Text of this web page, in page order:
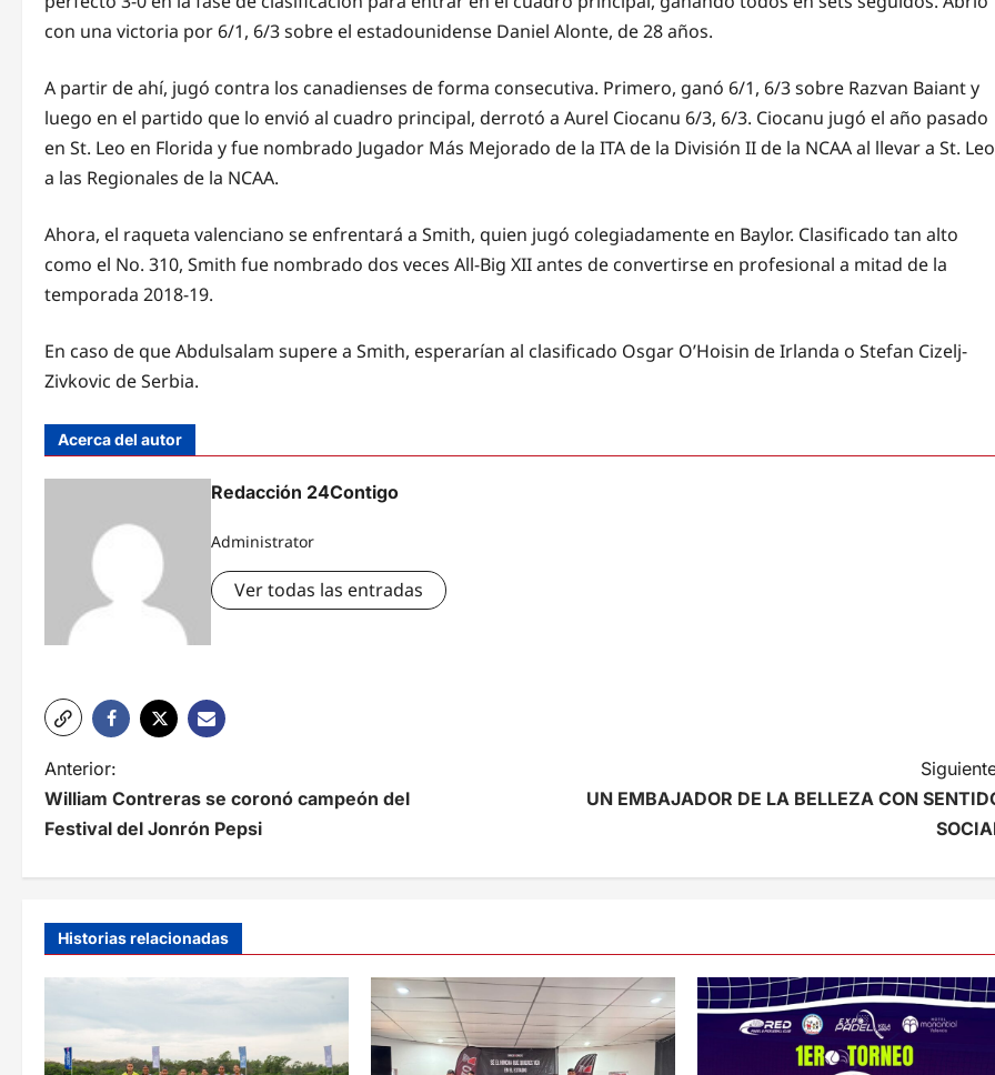
con una victoria por 6/1, 6/3 sobre el estadounidense Daniel Alonte, de 28 años.
A partir de ahí, jugó contra los canadienses de forma consecutiva. Primero, ganó 6/1, 6/3 sobre Razvan Baiant y
luego en el partido que lo envió al cuadro principal, derrotó a Aurel Ciocanu 6/3, 6/3. Ciocanu jugó el año pasado
en St. Leo en Florida y fue nombrado Jugador Más Mejorado de la ITA de la División II de la NCAA al llevar a St. Leo
a las Regionales de la NCAA.
Ahora, el raqueta valenciano se enfrentará a Smith, quien jugó colegiadamente en Baylor. Clasificado tan alto
como el No. 310, Smith fue nombrado dos veces All-Big XII antes de convertirse en profesional a mitad de la
temporada 2018-19.
En caso de que Abdulsalam supere a Smith, esperarían al clasificado Osgar O’Hoisin de Irlanda o Stefan Cizelj-
Zivkovic de Serbia.
Acerca del autor
Redacción 24Contigo
Administrator
Ver todas las entradas
N
a
g
a
i
Anterior:
William Contreras se coronó campeón del
Festival del Jonrón Pepsi
UN EMBAJADOR DE LA BELLEZA CON
Historias relacionadas